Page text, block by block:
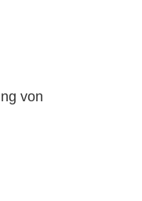
von